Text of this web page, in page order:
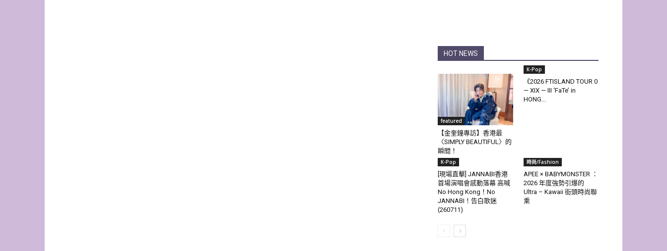
HOT NEWS
featured
【金奎鐘專訪】香港最
〈SIMPLY BEAUTIFUL〉的
瞬間！
K-Pop
《2026 FTISLAND TOUR 0
— XIX — III ‘FaTe’ in
HONG...
K-Pop
[現場直擊] JANNABI香港
首場演唱會感動落幕 高喊
No Hong Kong！No
JANNABI！告白歌迷
(260711)
時尚/Fashion
APEE × BABYMONSTER ：
2026 年度強勢引爆的
Ultra – Kawaii 街頭時尚聯
乘